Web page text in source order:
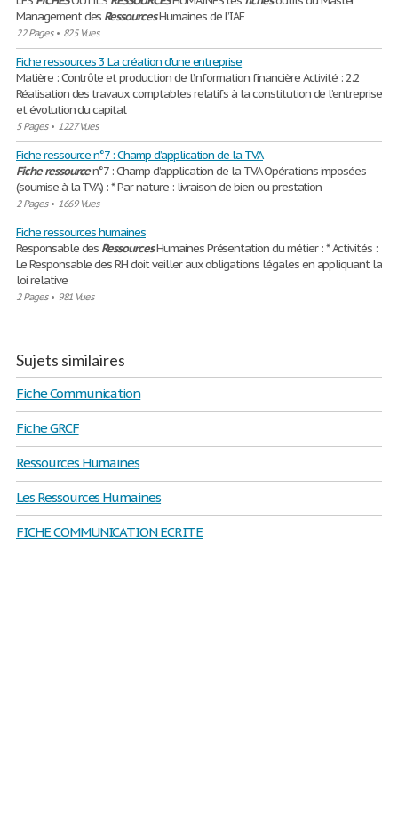
Management des RessourcesHumaines de l’IAE
22 Pages• 825 Vues
Fiche ressources 3 La création d'une entreprise
Matière : Contrôle et production de l’information financière Activité : 2.2
Réalisation des travaux comptables relatifs à la constitution de l’entreprise
et évolution du capital
5 Pages• 1227 Vues
Fiche ressource n°7 : Champ d’application de la TVA
Fiche ressourcen°7 : Champ d’application de la TVA Opérations imposées
(soumise à la TVA) : * Par nature : livraison de bien ou prestation
2 Pages• 1669 Vues
Fiche ressources humaines
Responsable des RessourcesHumaines Présentation du métier : * Activités :
Le Responsable des RH doit veiller aux obligations légales en appliquant la
loi relative
2 Pages• 981 Vues
Sujets similaires
Fiche Communication
Fiche GRCF
Ressources Humaines
Les Ressources Humaines
FICHE COMMUNICATION ECRITE